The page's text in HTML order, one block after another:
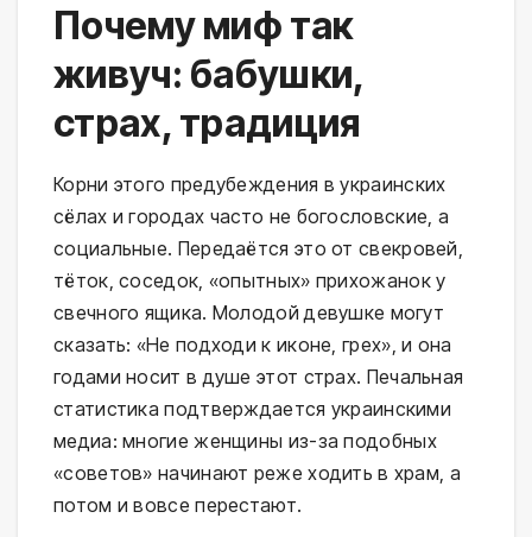
Почему миф так
живуч: бабушки,
страх, традиция
Корни этого предубеждения в украинских
сёлах и городах часто не богословские, а
социальные. Передаётся это от свекровей,
тёток, соседок, «опытных» прихожанок у
свечного ящика. Молодой девушке могут
сказать: «Не подходи к иконе, грех», и она
годами носит в душе этот страх. Печальная
статистика подтверждается украинскими
медиа: многие женщины из-за подобных
«советов» начинают реже ходить в храм, а
потом и вовсе перестают.